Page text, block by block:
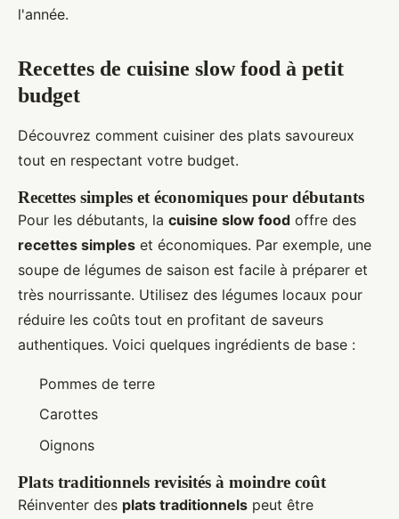
l'année.
Recettes de cuisine slow food à petit
budget
Découvrez comment cuisiner des plats savoureux
tout en respectant votre budget.
Recettes simples et économiques pour débutants
Pour les débutants, la cuisine slow food offre des
recettes simples et économiques. Par exemple, une
soupe de légumes de saison est facile à préparer et
très nourrissante. Utilisez des légumes locaux pour
réduire les coûts tout en profitant de saveurs
authentiques. Voici quelques ingrédients de base :
Pommes de terre
Carottes
Oignons
Plats traditionnels revisités à moindre coût
Réinventer des plats traditionnels peut être